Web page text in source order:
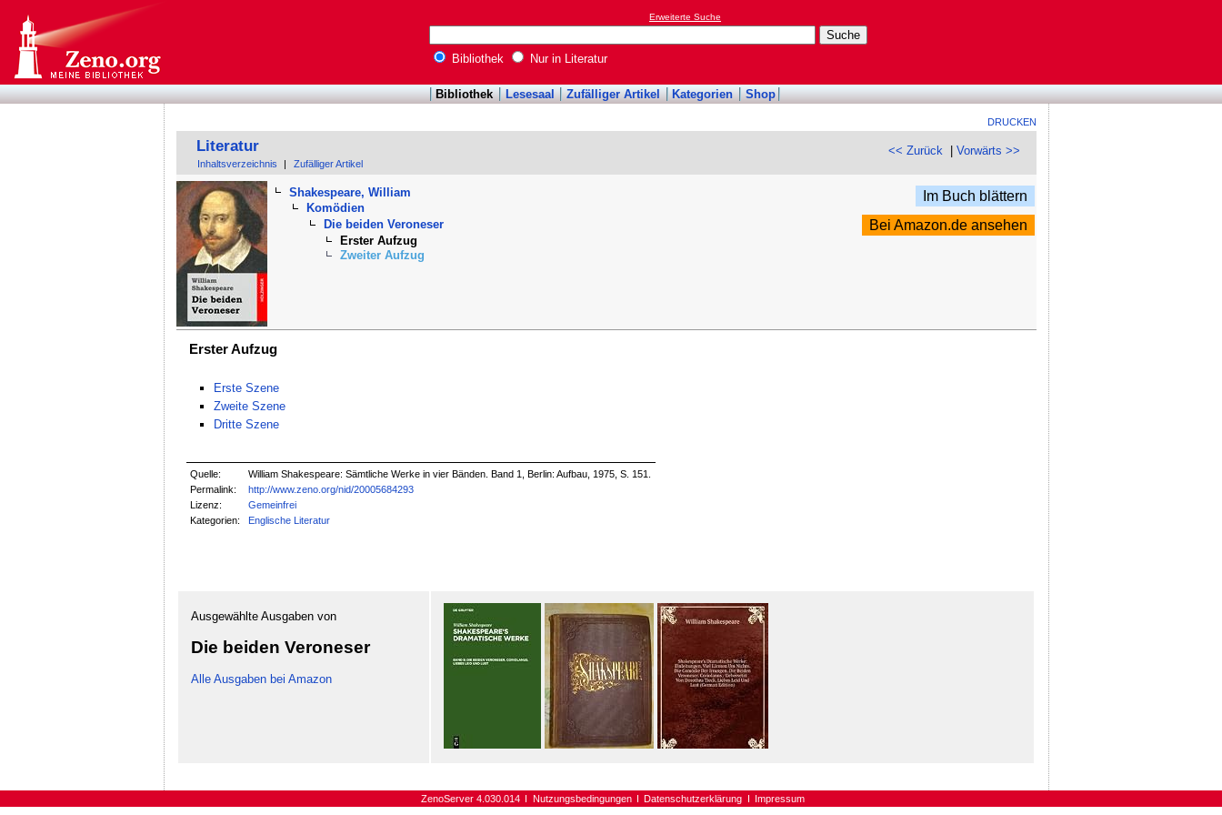
Erweiterte Suche
Bibliothek Nur in Literatur
Bibliothek Lesesaal Zufälliger Artikel Kategorien Shop
DRUCKEN
<< Zurück |Vorwärts >>
Literatur
Inhaltsverzeichnis Zufälliger Artikel
Shakespeare, William
Komödien
Die beiden Veroneser
Erster Aufzug
Zweiter Aufzug
Im Buch blättern
Bei Amazon.de ansehen
Erster Aufzug
Erste Szene
Zweite Szene
Dritte Szene
Quelle:
William Shakespeare: Sämtliche Werke in vier Bänden. Band 1, Berlin: Aufbau, 1975, S. 151.
Permalink:
http://www.zeno.org/nid/20005684293
Lizenz:
Gemeinfrei
Kategorien:
Englische Literatur
Ausgewählte Ausgaben von
Die beiden Veroneser
Alle Ausgaben bei Amazon
ZenoServer 4.030.014 Nutzungsbedingungen Datenschutzerklärung Impressum